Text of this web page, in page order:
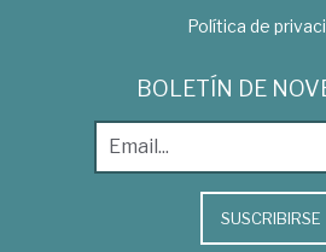
Política de
BOLETÍN DE
SUSCRIBIRSE